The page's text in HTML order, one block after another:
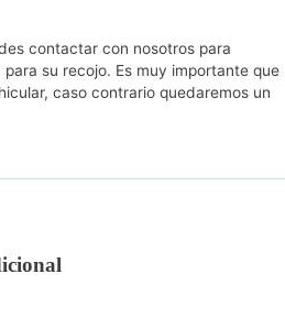
contactar con nosotros para
su recojo. Es muy importante que
caso contrario quedaremos un